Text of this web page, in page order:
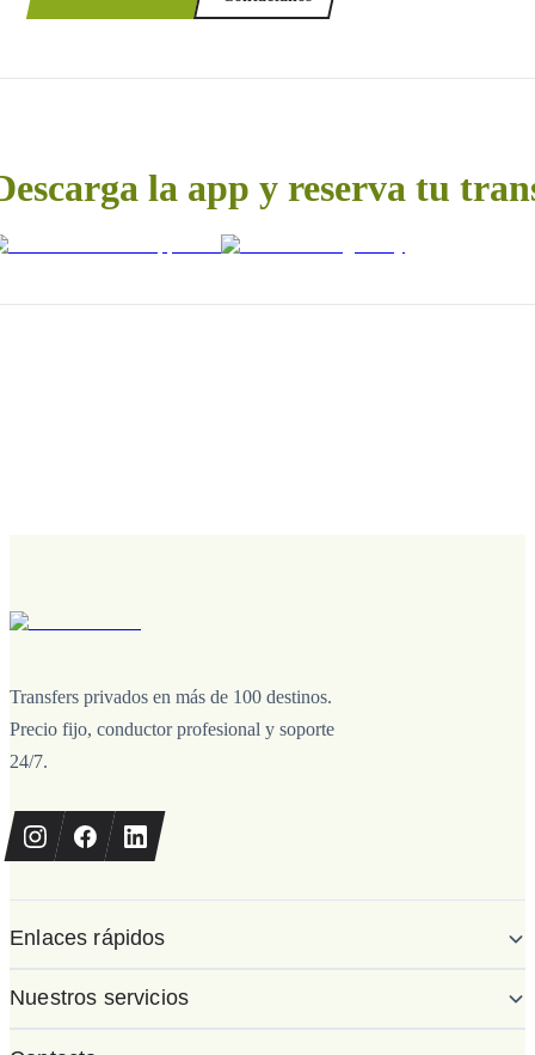
la app y reserva tu
Transfers privados en más de 100 destinos.
Precio fijo, conductor profesional y soporte
24/7.
Enlaces rápidos
Nuestros servicios